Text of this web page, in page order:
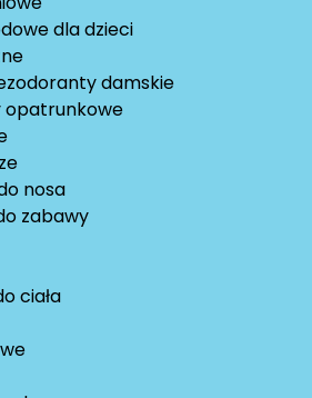
dla dzieci
damskie
opatrunkowe
nosa
zabawy
ciała